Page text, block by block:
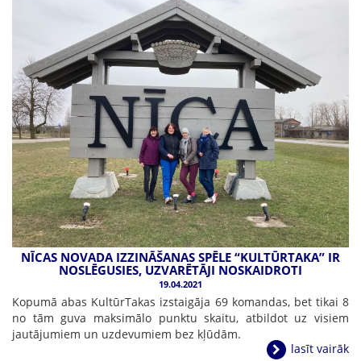
NĪCAS NOVADA IZZINĀŠANAS SPĒLE “KULTŪRTAKA” IR
NOSLĒGUSIES, UZVARĒTĀJI NOSKAIDROTI
19.04.2021
Kopumā abas KultūrTakas izstaigāja 69 komandas, bet tikai 8
no tām guva maksimālo punktu skaitu, atbildot uz visiem
jautājumiem un uzdevumiem bez kļūdām.
lasīt vairāk